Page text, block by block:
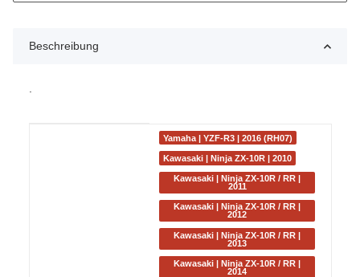
Beschreibung
Yamaha | YZF-R3 | 2016 (RH07)
Kawasaki | Ninja ZX-10R | 2010
Kawasaki | Ninja ZX-10R / RR |
2011
Kawasaki | Ninja ZX-10R / RR |
2012
Kawasaki | Ninja ZX-10R / RR |
2013
Kawasaki | Ninja ZX-10R / RR |
2014